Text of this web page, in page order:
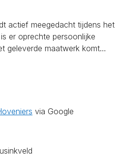
actief meegedacht tijdens het
er oprechte persoonlijke
geleverde maatwerk komt…
via Google